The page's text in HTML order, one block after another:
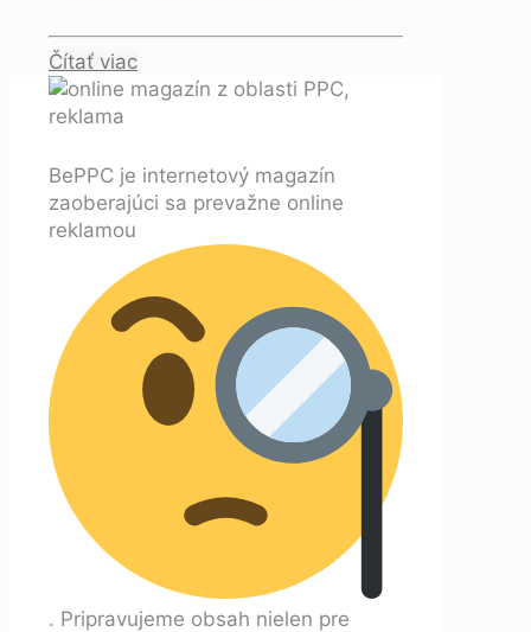
Čítať viac
BePPC je internetový magazín
zaoberajúci sa prevažne online
reklamou
. Pripravujeme obsah nielen pre